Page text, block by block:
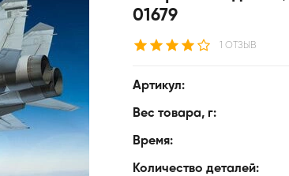
01679
1 ОТЗЫВ
Артикул:
Вес товара, г:
Время:
Количество деталей: